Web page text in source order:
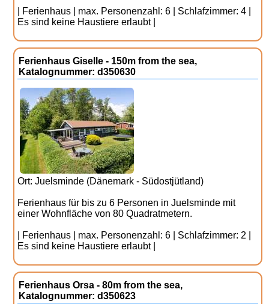
| Ferienhaus | max. Personenzahl: 6 | Schlafzimmer: 4 |
Es sind keine Haustiere erlaubt |
Ferienhaus Giselle - 150m from the sea,
Katalognummer: d350630
Ort: Juelsminde (Dänemark - Südostjütland)
Ferienhaus für bis zu 6 Personen in Juelsminde mit
einer Wohnfläche von 80 Quadratmetern.
| Ferienhaus | max. Personenzahl: 6 | Schlafzimmer: 2 |
Es sind keine Haustiere erlaubt |
Ferienhaus Orsa - 80m from the sea,
Katalognummer: d350623